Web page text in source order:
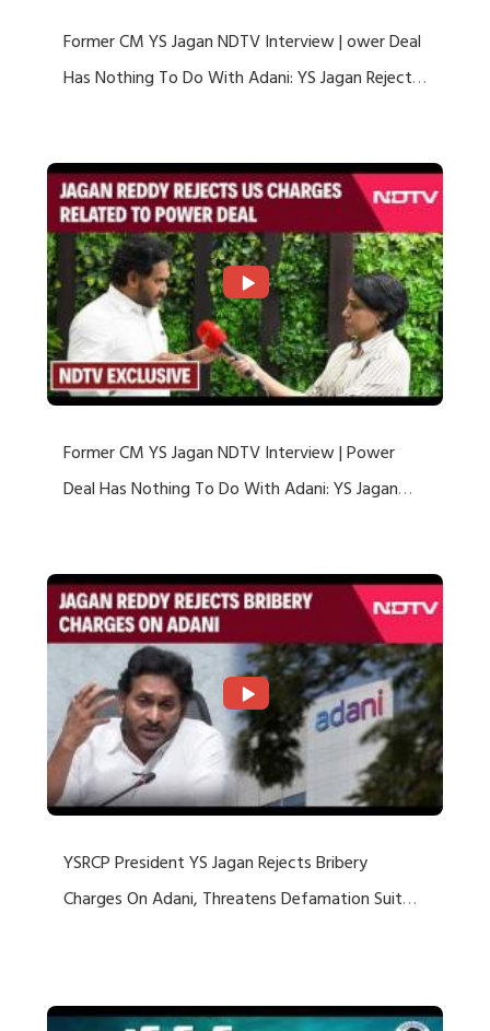
Former CM YS Jagan NDTV Interview | ower Deal
Has Nothing To Do With Adani: YS Jagan Rejects
Former CM YS Jagan NDTV Interview | Power
Deal Has Nothing To Do With Adani: YS Jagan
YSRCP President YS Jagan Rejects Bribery
Charges On Adani, Threatens Defamation Suit